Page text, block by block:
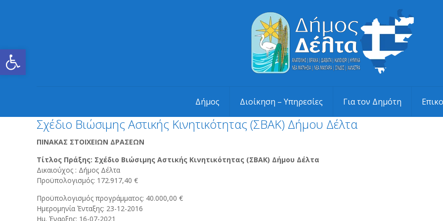
Ανοίξτε τη γραμμή εργαλείων
Δήμος Διοίκηση – Υπηρεσίες Για τον Δημότη
Σχέδιο Βιώσιμης Αστικής Κινητικότητας (ΣΒΑΚ) Δήμου Δέλτα
ΠΙΝΑΚΑΣ ΣΤΟΙΧΕΙΩΝ ΔΡΑΣΕΩΝ
Τίτλος Πράξης: Σχέδιο Βιώσιμης Αστικής Κινητικότητας (ΣΒΑΚ) Δήμου Δέλτα
Δικαιούχος : Δήμος Δέλτα
Προϋπολογισμός: 172.917,40 €
Προϋπολογισμός προγράμματος: 40.000,00 €
Ημερομηνία Ένταξης: 23-12-2016
Ημ. Έναρξης: 16-07-2021